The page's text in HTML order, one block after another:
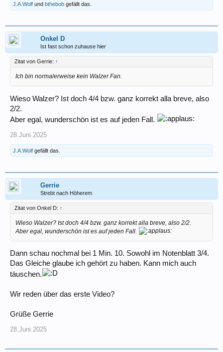
J.A.Wolf und bthebob gefällt das.
Onkel D
Ist fast schon zuhause hier
Zitat von Gerrie: ↑
Ich bin normalerweise kein Walzer Fan.
Wieso Walzer? Ist doch 4/4 bzw. ganz korrekt alla breve, also
2/2.
Aber egal, wunderschön ist es auf jeden Fall.
28.Juni.2025
J.A.Wolf gefällt das.
Gerrie
Strebt nach Höherem
Zitat von Onkel D: ↑
Wieso Walzer? Ist doch 4/4 bzw. ganz korrekt alla breve, also 2/2.
Aber egal, wunderschön ist es auf jeden Fall.
Dann schau nochmal bei 1 Min. 10. Sowohl im Notenblatt 3/4.
Das Gleiche glaube ich gehört zu haben. Kann mich auch
täuschen.
Wir reden über das erste Video?
Grüße Gerrie
28.Juni.2025